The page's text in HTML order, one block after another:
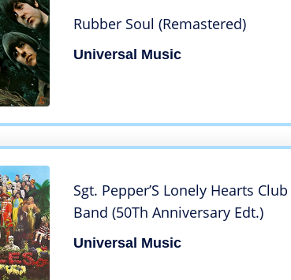
Rubber Soul (Remastered)
Universal Music
Sgt. Pepper’S Lonely Hearts Club
Band (50Th Anniversary Edt.)
Universal Music